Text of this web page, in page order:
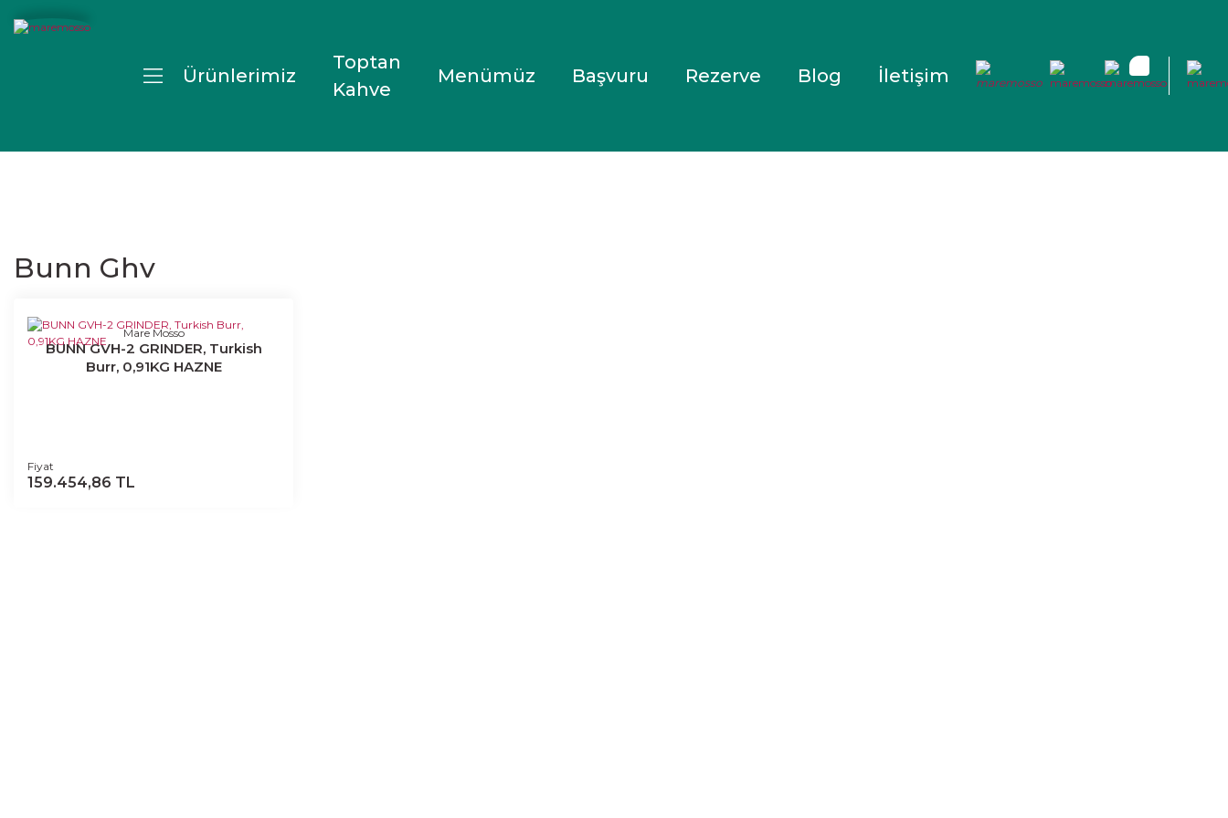
Ürünlerimiz
Toptan
Kahve
Menümüz Başvuru Rezerve Blog İletişim
Bunn Ghv
Mare Mosso
BUNN GVH-2 GRINDER, Turkish
Burr, 0,91KG HAZNE
Fiyat
159.454,86 TL